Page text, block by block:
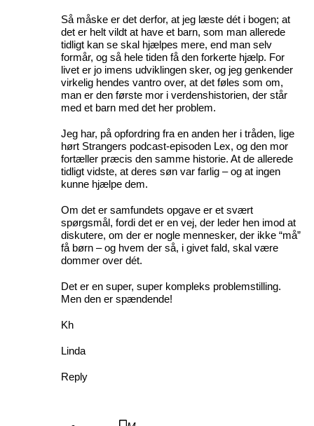
Så måske er det derfor, at jeg læste dét i bogen; at
det er helt vildt at have et barn, som man allerede
tidligt kan se skal hjælpes mere, end man selv
formår, og så hele tiden få den forkerte hjælp. For
livet er jo imens udviklingen sker, og jeg genkender
virkelig hendes vantro over, at det føles som om,
man er den første mor i verdenshistorien, der står
med et barn med det her problem.
Jeg har, på opfordring fra en anden her i tråden, lige
hørt Strangers podcast-episoden Lex, og den mor
fortæller præcis den samme historie. At de allerede
tidligt vidste, at deres søn var farlig – og at ingen
kunne hjælpe dem.
Om det er samfundets opgave er et svært
spørgsmål, fordi det er en vej, der leder hen imod at
diskutere, om der er nogle mennesker, der ikke “må”
få børn – og hvem der så, i givet fald, skal være
dommer over dét.
Det er en super, super kompleks problemstilling.
Men den er spændende!
Kh
Linda
Reply